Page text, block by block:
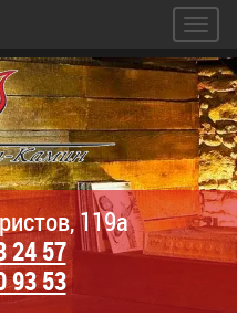
119а
24 57
93 53